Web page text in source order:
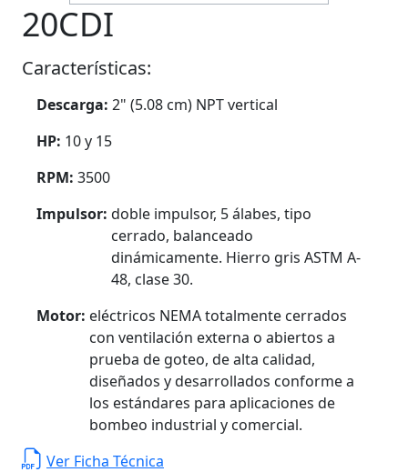
20CDI
Características:
Descarga: 2" (5.08 cm) NPT vertical
HP: 10 y 15
RPM: 3500
Impulsor: doble impulsor, 5 álabes, tipo
cerrado, balanceado
dinámicamente. Hierro gris ASTM A-
48, clase 30.
Motor: eléctricos NEMA totalmente cerrados
con ventilación externa o abiertos a
prueba de goteo, de alta calidad,
diseñados y desarrollados conforme a
los estándares para aplicaciones de
bombeo industrial y comercial.
Ver Ficha Técnica